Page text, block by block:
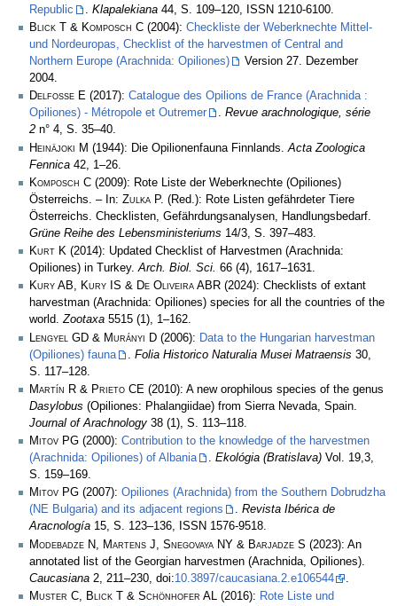
Republic
. Klapalekiana 44, S. 109–120, ISSN 1210-6100.
Blick T & Komposch C (2004): Checkliste der Weberknechte Mittel-
und Nordeuropas, Checklist of the harvestmen of Central and
Northern Europe (Arachnida: Opiliones)
Version 27. Dezember
2004.
Delfosse E (2017): Catalogue des Opilions de France (Arachnida :
Opiliones) - Métropole et Outremer
. Revue arachnologique, série
2 n° 4, S. 35–40.
Heinäjoki M (1944): Die Opilionenfauna Finnlands. Acta Zoologica
Fennica 42, 1–26.
Komposch C (2009): Rote Liste der Weberknechte (Opiliones)
Österreichs. – In: Zulka P. (Red.): Rote Listen gefährdeter Tiere
Österreichs. Checklisten, Gefährdungsanalysen, Handlungsbedarf.
Grüne Reihe des Lebensministeriums 14/3, S. 397–483.
Kurt K (2014): Updated Checklist of Harvestmen (Arachnida:
Opiliones) in Turkey.Arch. Biol. Sci. 66 (4), 1617–1631.
Kury AB, Kury IS & De Oliveira ABR (2024): Checklists of extant
harvestman (Arachnida: Opiliones) species for all the countries of the
world.Zootaxa 5515 (1), 1–162.
Lengyel GD & Murányi D (2006): Data to the Hungarian harvestman
(Opiliones) fauna
Folia Historico Naturalia Musei Matraensis 30,
S. 117–128.
Martín R & Prieto CE (2010): A new orophilous species of the genus
Dasylobus (Opiliones: Phalangiidae) from Sierra Nevada, Spain.
Journal of Arachnology 38 (1), S. 113–118.
Mitov PG (2000): Contribution to the knowledge of the harvestmen
(Arachnida: Opiliones) of Albania
. Ekológia (Bratislava) Vol. 19,3,
S. 159–169.
Mitov PG (2007): Opiliones (Arachnida) from the Southern Dobrudzha
(NE Bulgaria) and its adjacent regions
. Revista Ibérica de
Aracnología 15, S. 123–136, ISSN 1576-9518.
Modebadze N, Martens J, Snegovaya NY & Barjadze S (2023): An
annotated list of the Georgian harvestmen (Arachnida, Opiliones).
Caucasiana 2, 211–230, doi:10.3897/caucasiana.2.e106544
Muster C, Blick T & Schönhofer AL (2016): Rote Liste und